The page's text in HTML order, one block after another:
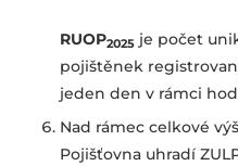
RUOP2025 je počet
pojištěnek
jeden den v rámci
Nad rámec celkové
Pojišťovna uhradí